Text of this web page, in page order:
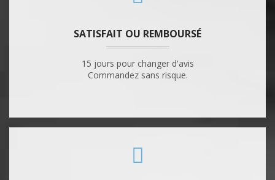
SATISFAIT OU REMBOURSÉ
15 jours pour changer d'avis
Commandez sans risque.